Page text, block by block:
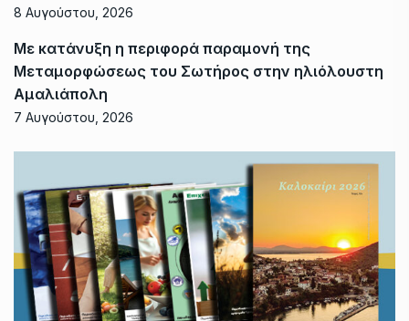
8 Αυγούστου, 2026
Με κατάνυξη η περιφορά παραμονή της
Μεταμορφώσεως του Σωτήρος στην ηλιόλουστη
Αμαλιάπολη
7 Αυγούστου, 2026